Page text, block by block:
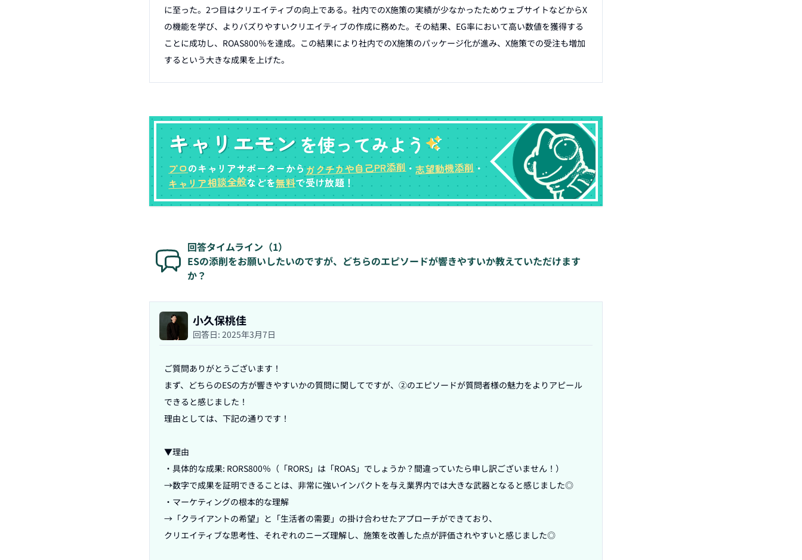
に至った。2つ目はクリエイティブの向上である。社内でのX施策の実績が少なかったためウェブサイトなどからX
の機能を学び、よりバズりやすいクリエイティブの作成に務めた。その結果、EG率において高い数値を獲得する
ことに成功し、ROAS800％を達成。この結果により社内でのX施策のパッケージ化が進み、X施策での受注も増加
キャリエモン を使ってみよう
プロのキャリアサポーターからガクチカや自己PR添削・志望動機添削・
キャリア相談全般などを無料で受け放題！
回答タイムライン（1）
ESの添削をお願いしたいのですが、どちらのエピソードが響きやすいか教えていただけます
か？
小久保桃佳
回答日: 2025年3月7日
ご質問ありがとうございます！
まず、どちらのESの方が響きやすいかの質問に関してですが、②のエピソードが質問者様の魅力をよりアピール
できると感じました！
理由としては、下記の通りです！
▼理由
・具体的な成果: RORS800％（「RORS」は「ROAS」でしょうか？間違っていたら申し訳ございません！）
→数字で成果を証明できることは、非常に強いインパクトを与え業界内では大きな武器となると感じました◎
・マーケティングの根本的な理解
→「クライアントの希望」と「生活者の需要」の掛け合わせたアプローチができており、
クリエイティブな思考性、それぞれのニーズ理解し、施策を改善した点が評価されやすいと感じました◎